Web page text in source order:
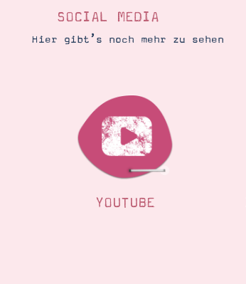
SOCIAL MEDIA
Hier gibt’s noch mehr zu sehen
YOUTUBE